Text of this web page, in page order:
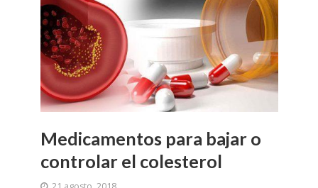
Medicamentos para bajar o
controlar el colesterol